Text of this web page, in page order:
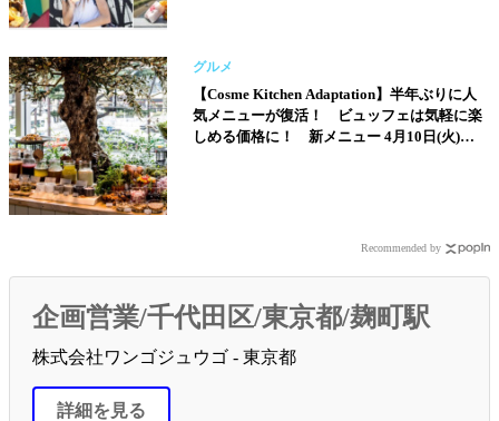
グルメ
【Cosme Kitchen Adaptation】半年ぶりに人
気メニューが復活！ ビュッフェは気軽に楽
しめる価格に！ 新メニュー 4月10日(火)ス
Recommended by
企画営業/千代田区/東京都/麹町駅
株式会社ワンゴジュウゴ - 東京都
詳細を見る